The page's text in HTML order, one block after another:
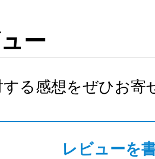
ー
する感想をぜひお寄
レビューを